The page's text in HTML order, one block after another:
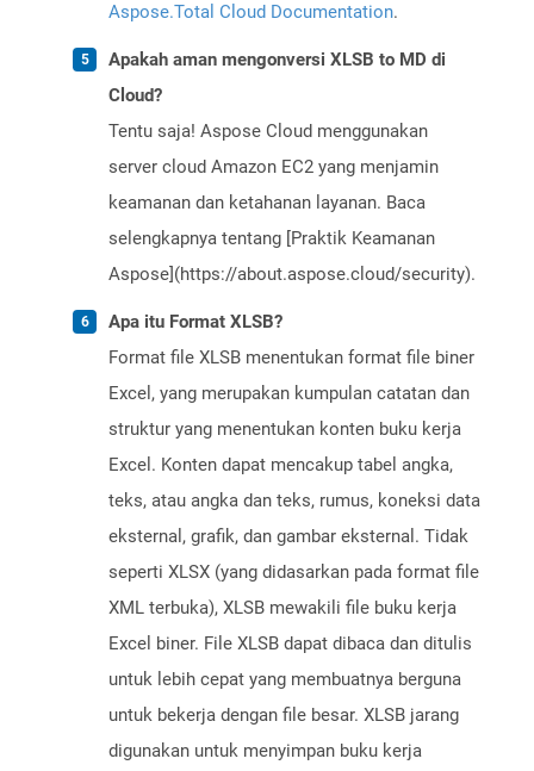
Aspose.Total Cloud Documentation.
Apakah aman mengonversi XLSB to MD di
Cloud?
Tentu saja! Aspose Cloud menggunakan
server cloud Amazon EC2 yang menjamin
keamanan dan ketahanan layanan. Baca
selengkapnya tentang [Praktik Keamanan
Aspose](https://about.aspose.cloud/security).
Apa itu Format XLSB?
Format file XLSB menentukan format file biner
Excel, yang merupakan kumpulan catatan dan
struktur yang menentukan konten buku kerja
Excel. Konten dapat mencakup tabel angka,
teks, atau angka dan teks, rumus, koneksi data
eksternal, grafik, dan gambar eksternal. Tidak
seperti XLSX (yang didasarkan pada format file
XML terbuka), XLSB mewakili file buku kerja
Excel biner. File XLSB dapat dibaca dan ditulis
untuk lebih cepat yang membuatnya berguna
untuk bekerja dengan file besar. XLSB jarang
digunakan untuk menyimpan buku kerja